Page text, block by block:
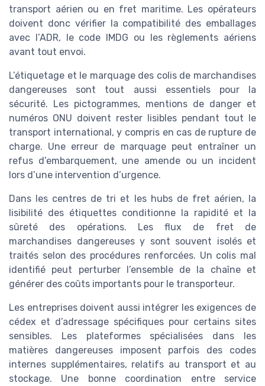
transport aérien ou en fret maritime. Les opérateurs
doivent donc vérifier la compatibilité des emballages
avec l’ADR, le code IMDG ou les règlements aériens
avant tout envoi.
L’étiquetage et le marquage des colis de marchandises
dangereuses sont tout aussi essentiels pour la
sécurité. Les pictogrammes, mentions de danger et
numéros ONU doivent rester lisibles pendant tout le
transport international, y compris en cas de rupture de
charge. Une erreur de marquage peut entraîner un
refus d’embarquement, une amende ou un incident
lors d’une intervention d’urgence.
Dans les centres de tri et les hubs de fret aérien, la
lisibilité des étiquettes conditionne la rapidité et la
sûreté des opérations. Les flux de fret de
marchandises dangereuses y sont souvent isolés et
traités selon des procédures renforcées. Un colis mal
identifié peut perturber l’ensemble de la chaîne et
générer des coûts importants pour le transporteur.
Les entreprises doivent aussi intégrer les exigences de
cédex et d’adressage spécifiques pour certains sites
sensibles. Les plateformes spécialisées dans les
matières dangereuses imposent parfois des codes
internes supplémentaires, relatifs au transport et au
stockage. Une bonne coordination entre service